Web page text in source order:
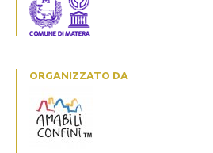
ORGANIZZATO DA